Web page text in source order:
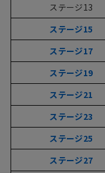
ステージ13
ステージ15
ステージ17
ステージ19
ステージ21
ステージ23
ステージ25
ステージ27